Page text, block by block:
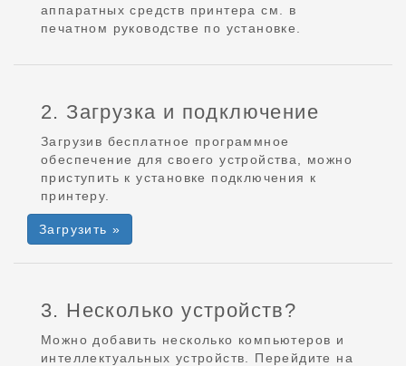
аппаратных средств принтера см. в
печатном руководстве по установке.
2. Загрузка и подключение
Загрузив бесплатное программное
обеспечение для своего устройства, можно
приступить к установке подключения к
принтеру.
Загрузить »
3. Несколько устройств?
Можно добавить несколько компьютеров и
интеллектуальных устройств. Перейдите на